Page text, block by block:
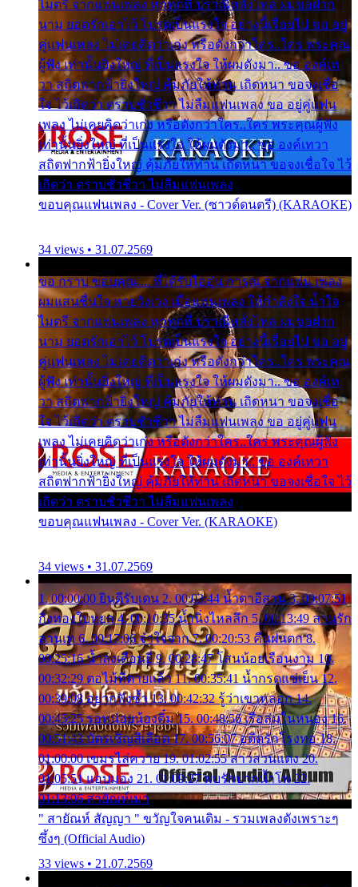
ไมตรี จากแฟนเพลง ทุกทุกที่ ปราณีหลั่งไหล ผมขอฝาก
นาม ยอดรักเอาไว้ โปรดเป็นแรงใจ อย่างนี้เรื่อยไป ขอ อยู่
คู่แฟนเพลง ไม่เคยคิดว่าเก่ง หรือดังกว่าใคร..ใคร พระคุณ
ผู้ฟัง เท่านั้นยิ่งใหญ่ ที่เป็นแรงใจ ให้ผมดังมา.. ขอ องค์เท
วา สถิตฟากฟ้ายิ่งใหญ่ คุ้มภัยให้ท่าน เถิดหนา ขอจงเชื่อ
ใจ ไว้เถิดว่า ตราบชั่วชีวา ไม่ลืมแฟนเพลง ขอ อยู่คู่แฟน
เพลง ไม่เคยคิดว่าเก่ง หรือดังกว่าใคร..ใคร พระคุณผู้ฟัง
เท่านั้นยิ่งใหญ่ ที่เป็นแรงใจ ให้ผมดังมา.. ขอ องค์เทวา
สถิตฟากฟ้ายิ่งใหญ่ คุ้มภัยให้ท่าน เถิดหนา ขอจงเชื่อใจ ไว้
เถิดว่า ตราบชั่วชีวา ไม่ลืมแฟนเพลง
ขอบคุณแฟนเพลง - Cover Ver. (ซาวด์ดนตรี) (KARAOKE)
34 views • 31.07.2569
ขอ กราบ ขอบคุณ.... ที่ได้รับไออุ่น การุณ จากแฟน เพลง
ผมแสนชื่นใจ หายวังเวง เมื่อแฟนเพลง ให้กำลังใจ น้ำใจ
ไมตรี จากแฟนเพลง ทุกทุกที่ ปราณีหลั่งไหล ผมขอฝาก
นาม ยอดรักเอาไว้ โปรดเป็นแรงใจ อย่างนี้เรื่อยไป ขอ อยู่
คู่แฟนเพลง ไม่เคยคิดว่าเก่ง หรือดังกว่าใคร..ใคร พระคุณ
ผู้ฟัง เท่านั้นยิ่งใหญ่ ที่เป็นแรงใจ ให้ผมดังมา.. ขอ องค์เท
วา สถิตฟากฟ้ายิ่งใหญ่ คุ้มภัยให้ท่าน เถิดหนา ขอจงเชื่อ
ใจ ไว้เถิดว่า ตราบชั่วชีวา ไม่ลืมแฟนเพลง ขอ อยู่คู่แฟน
เพลง ไม่เคยคิดว่าเก่ง หรือดังกว่าใคร..ใคร พระคุณผู้ฟัง
เท่านั้นยิ่งใหญ่ ที่เป็นแรงใจ ให้ผมดังมา.. ขอ องค์เทวา
สถิตฟากฟ้ายิ่งใหญ่ คุ้มภัยให้ท่าน เถิดหนา ขอจงเชื่อใจ ไว้
เถิดว่า ตราบชั่วชีวา ไม่ลืมแฟนเพลง
ขอบคุณแฟนเพลง - Cover Ver. (KARAOKE)
34 views • 31.07.2569
1. 00:00:00 ยินดีรับเดน 2. 00:03:44 น้ำตาอีสาน 3. 00:07:51
กิ่งทองใบหยก 4. 00:10:35 น้ำนิ่งไหลลึก 5. 00:13:49 ลานรัก
ลานเท 6. 00:17:06 จำใจจาก 7. 00:20:53 คืนฝนตก 8.
00:25:16 น้ำลงเดือนยี่ 9. 00:28:47 โสนน้อยเรือนงาม 10.
00:32:29 ตอไม้ที่ตายแล้ว 11. 00:35:41 น้ำกรดแช่เย็น 12.
00:39:08 อยากฟังซ้ำ 13. 00:42:32 รู้ว่าเขาหลอก 14.
00:45:25 รอหน่อยน้องติ๋ม 15. 00:48:56 เรือล่มในหนอง 16.
00:51:43 บัตรเชิญสีเลือด 17. 00:56:07 อดีตรักโรงทอ 18.
01:00:00 เขมรไล่ควาย 19. 01:02:55 สาวสวนแตง 20.
01:05:51 แอบมอง 21. 01:09:27 พบรักปากน้ำโพ 22.
01:13:06 สายัณห์เมา
" สายัณห์ สัญญา " ขวัญใจคนเดิม - รวมเพลงดังเพราะๆ
ซึ้งๆ (Official Audio)
33 views • 21.07.2569